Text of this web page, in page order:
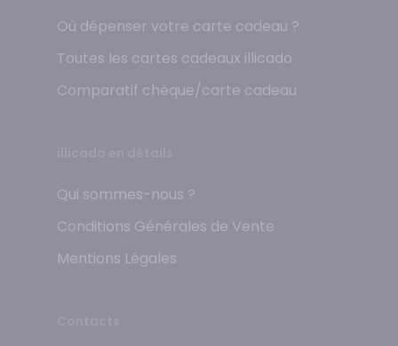
Où dépenser votre carte cadeau ?
Toutes les cartes cadeaux illicado
Comparatif chèque/carte cadeau
Qui sommes-nous ?
Conditions Générales de Vente
Mentions Légales